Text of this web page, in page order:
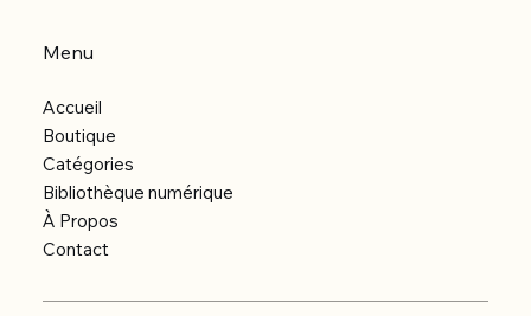
Menu
Accueil
Boutique
Catégories
Bibliothèque numérique
À Propos
Contact